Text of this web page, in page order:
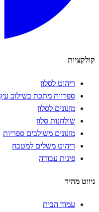
קולקציות
ריהוט לסלון
ספריות מתכת בשילוב עץ
מזנונים לסלון
שולחנות סלון
מזנונים משולבים ספריות
ריהוט משלים למטבח
פינות עבודה
ניווט מהיר
עמוד הבית